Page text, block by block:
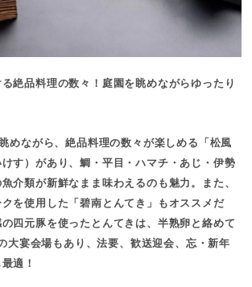
絶品料理の数々！庭園を眺めながらゆったり
めながら、絶品料理の数々が楽しめる「松風
す）があり、鯛・平目・ハマチ・あじ・伊勢
介類が新鮮なまま味わえるのも魅力。また、
を使用した「碧南とんてき」もオススメだ
四元豚を使ったとんてきは、半熟卵と絡めて
大宴会場もあり、法要、歓送迎会、忘・新年
適！